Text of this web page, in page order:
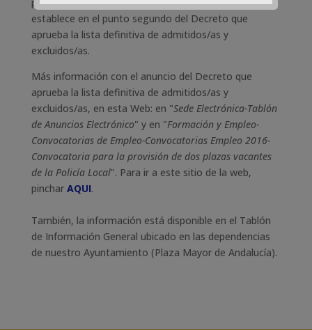
establece en el punto segundo del Decreto que
aprueba la lista definitiva de admitidos/as y
excluidos/as.
Más información con el anuncio del Decreto que
aprueba la lista definitiva de admitidos/as y
excluidos/as, en esta Web: en "Sede Electrónica-Tablón
de Anuncios Electrónico" y en "Formación y Empleo-
Convocatorias de Empleo-Convocatorias Empleo 2016-
Convocatoria para la provisión de dos plazas vacantes
de la Policía Local". Para ir a este sitio de la web,
pinchar AQUI.
También, la información está disponible en el Tablón
de Información General ubicado en las dependencias
de nuestro Ayuntamiento (Plaza Mayor de Andalucía).